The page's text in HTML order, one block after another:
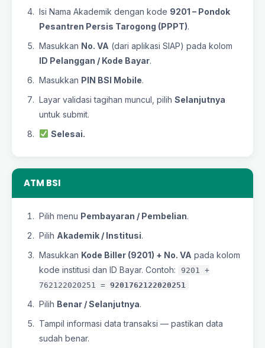
Isi Nama Akademik dengan kode 9201 – Pondok
Pesantren Persis Tarogong (PPPT).
Masukkan No. VA (dari aplikasi SIAP) pada kolom
ID Pelanggan / Kode Bayar.
Masukkan PIN BSI Mobile.
Layar validasi tagihan muncul, pilih Selanjutnya
untuk submit.
Selesai.
ATM BSI
Pilih menu Pembayaran / Pembelian.
Pilih Akademik / Institusi.
Masukkan Kode Biller (9201) + No. VA pada kolom
kode institusi dan ID Bayar. Contoh:
9201 +
762122020251 = 9201762122020251
Pilih Benar / Selanjutnya.
Tampil informasi data transaksi — pastikan data
sudah benar.